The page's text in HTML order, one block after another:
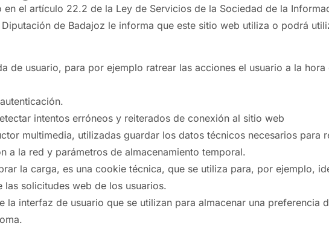
el artículo 22.2 de la Ley de Servicios de la Sociedad de la
de Badajoz le informa que este sitio web utiliza o podrá
de usuario, para por ejemplo ratrear las acciones el usuario a la
intentos erróneos y reiterados de conexión al sitio web
multimedia, utilizadas guardar los datos técnicos necesarios
a la red y parámetros de almacenamiento temporal.
la carga, es una cookie técnica, que se utiliza para, por ejemplo,
solicitudes web de los usuarios.
la interfaz de usuario que se utilizan para almacenar una